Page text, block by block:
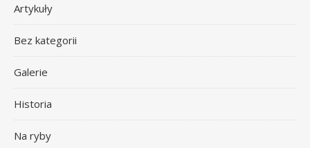
Artykuły
Bez kategorii
Galerie
Historia
Na ryby